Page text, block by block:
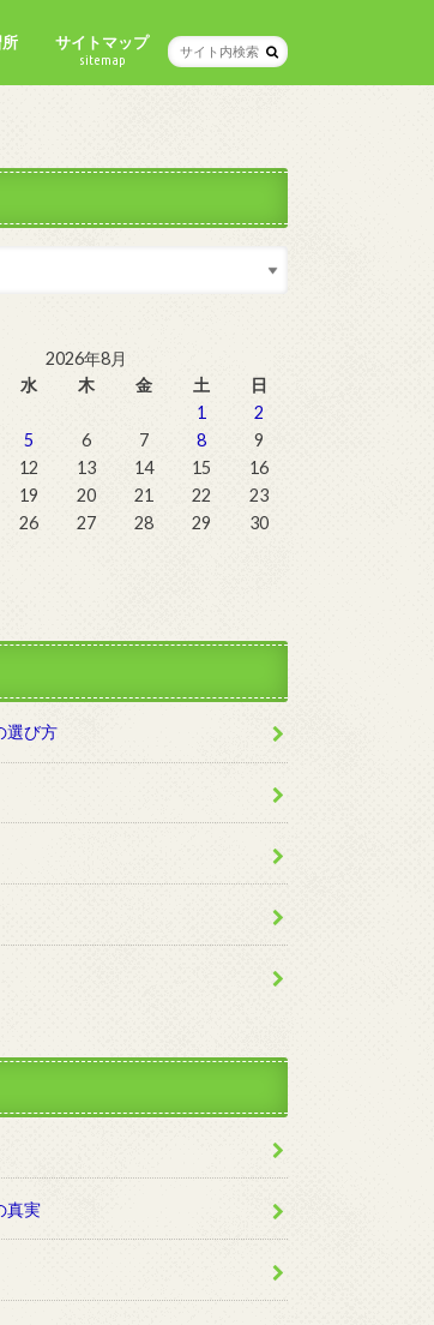
サイトマップ
sitemap
2026年8月
水 木 金 土
日
1
2
5 6 7 8
9
12 13 14 15
16
19 20 21 22
23
26 27 28 29
30
選び方
真実